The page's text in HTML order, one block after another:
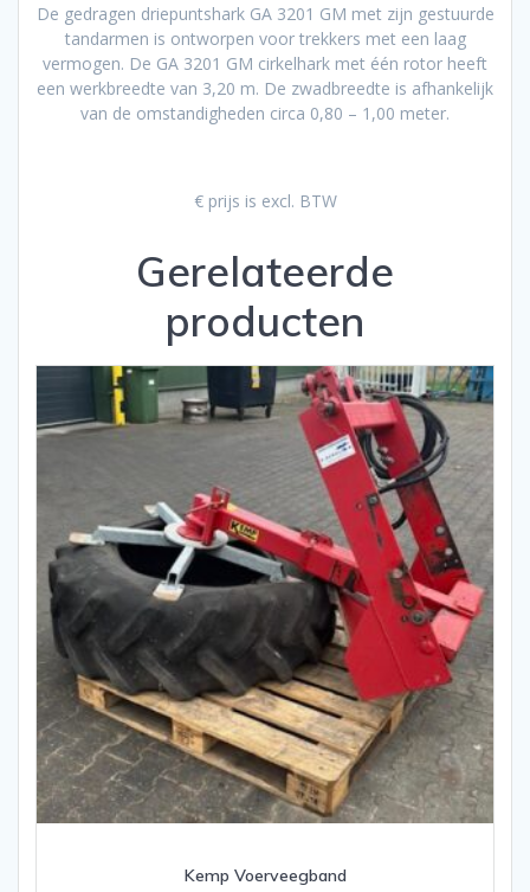
De gedragen driepuntshark GA 3201 GM met zijn gestuurde
tandarmen is ontworpen voor trekkers met een laag
vermogen. De GA 3201 GM cirkelhark met één rotor heeft
een werkbreedte van 3,20 m. De zwadbreedte is afhankelijk
van de omstandigheden circa 0,80 – 1,00 meter.
€ prijs is excl. BTW
Gerelateerde
producten
Kemp Voerveegband